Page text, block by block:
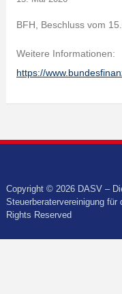
BFH, Beschluss vom
Weitere Informationen:
https://
Copyright © 2026 DASV –
Steuerberatervereinigung für
Rights Reserved